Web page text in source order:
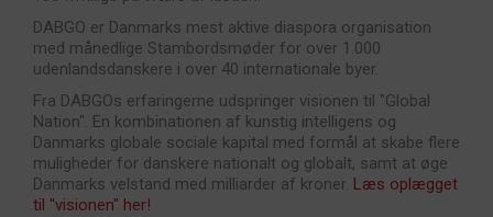
DABGO er Danmarks mest aktive diaspora organisation
med månedlige Stambordsmøder for over 1.000
udenlandsdanskere i over 40 internationale byer.
Fra DABGOs erfaringerne udspringer visionen til "Global
Nation". En kombinationen af kunstig intelligens og
Danmarks globale sociale kapital med formål at skabe flere
muligheder for danskere nationalt og globalt, samt at øge
Danmarks velstand med milliarder af kroner. Læs oplægget
til "visionen" her!